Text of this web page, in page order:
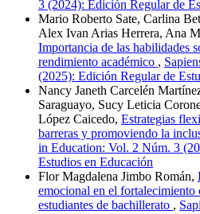
3 (2024): Edición Regular de
Mario Roberto Sate, Carlina
Alex Ivan Arias Herrera, Ana
Importancia de las habilidades
rendimiento académico ,
(2025): Edición Regular de
Nancy Janeth Carcelén
Saraguayo, Sucy Leticia
López Caicedo, Estrategias
barreras y promoviendo la
in Education: Vol. 2 Núm. 3
Estudios en Educación
Flor Magdalena Jimbo Román,
emocional en el fortalecimiento
estudiantes de bachillerato ,